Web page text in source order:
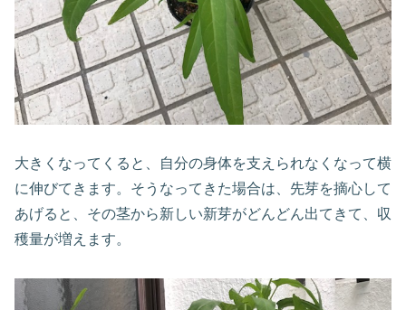
大きくなってくると、自分の身体を支えられなくなって横
に伸びてきます。そうなってきた場合は、先芽を摘心して
あげると、その茎から新しい新芽がどんどん出てきて、収
穫量が増えます。